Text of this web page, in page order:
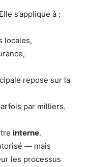
s’applique à :
locales,
repose sur la
par milliers.
interne.
— mais
les processus